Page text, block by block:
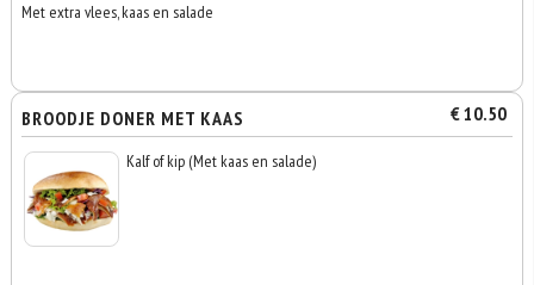
Met extra vlees, kaas en salade
BROODJE DONER MET KAAS € 10.50
Kalf of kip (Met kaas en salade)